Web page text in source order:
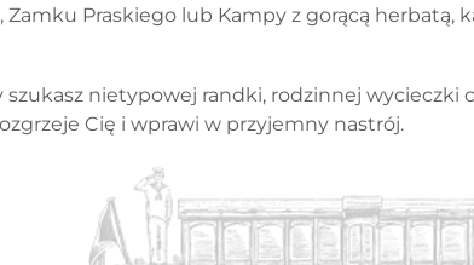
Praskiego lub Kampy z gorącą herbatą,
szukasz nietypowej randki, rodzinnej wycieczki
Cię i wprawi w przyjemny nastrój.